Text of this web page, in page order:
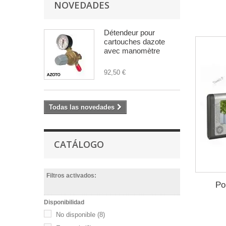
NOVEDADES
Détendeur pour
cartouches dazote
avec manomètre
92,50 €
Todas las novedades
CATÁLOGO
Filtros activados:
Disponibilidad
No disponible (8)